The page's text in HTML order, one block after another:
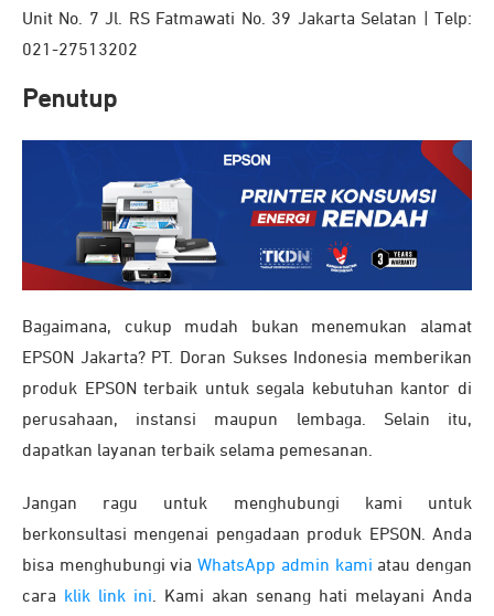
Unit No. 7 Jl. RS Fatmawati No. 39 Jakarta Selatan | Telp:
021-27513202
Penutup
Bagaimana, cukup mudah bukan menemukan alamat
EPSON Jakarta? PT. Doran Sukses Indonesia memberikan
produk EPSON terbaik untuk segala kebutuhan kantor di
perusahaan, instansi maupun lembaga. Selain itu,
dapatkan layanan terbaik selama pemesanan.
Jangan ragu untuk menghubungi kami untuk
berkonsultasi mengenai pengadaan produk EPSON. Anda
bisa menghubungi viaWhatsApp admin kami atau dengan
cara
klik link ini. Kami akan senang hati melayani Anda